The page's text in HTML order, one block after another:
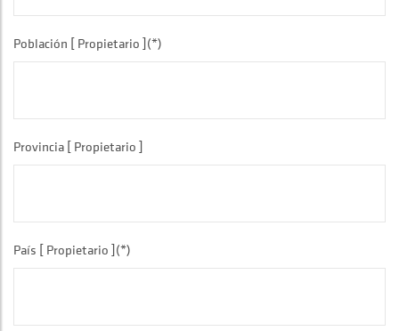
Población [ Propietario ](*)
Provincia [ Propietario ]
País [ Propietario ](*)